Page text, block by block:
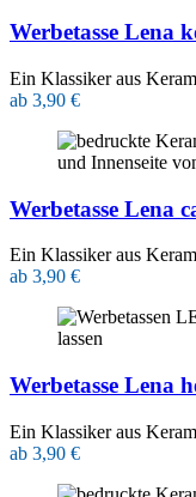
Werbetasse Lena
Ein Klassiker aus
ab 3,90 €
Werbetasse Lena
Ein Klassiker aus
ab 3,90 €
Werbetasse Lena
Ein Klassiker aus
ab 3,90 €